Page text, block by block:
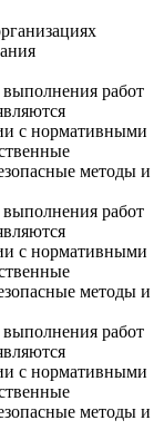
работ
с нормативными
методы и
работ
с нормативными
методы и
работ
с нормативными
методы и